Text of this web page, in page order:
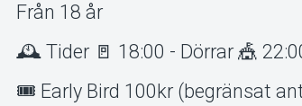
Från 18 år
🕰️ Tider 🚪 18:00 - Dörrar 🎪
🎟️ Early Bird 100kr (begränsat